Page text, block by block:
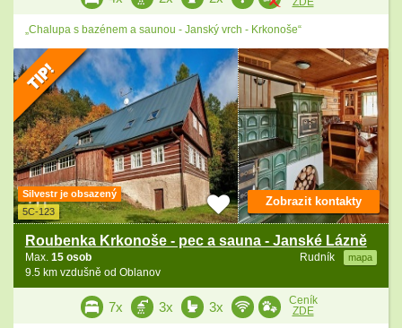
„Chalupa s bazénem a saunou - Janský vrch - Krkonoše“
Silvestr je obsazený
5C-123
Roubenka Krkonoše - pec a sauna - Janské Lázně
Rudník mapa
Max. 15 osob
9.5 km vzdušně od Oblanov
Zobrazit kontakty
7x 3x 3x
Ceník
ZDE